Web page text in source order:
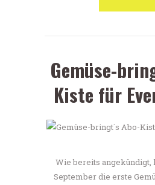
Gemüse-
Kiste für
Wie bereits angekündigt,
September die erste